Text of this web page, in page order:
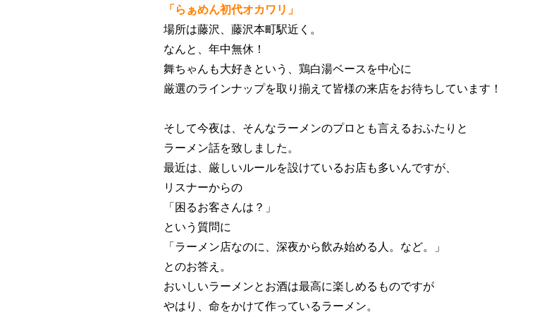
「らぁめん初代オカワリ」
場所は藤沢、藤沢本町駅近く。
なんと、年中無休！
舞ちゃんも大好きという、鶏白湯ベースを中心に
厳選のラインナップを取り揃えて皆様の来店をお待ちしています！
そして今夜は、そんなラーメンのプロとも言えるおふたりと
ラーメン話を致しました。
最近は、厳しいルールを設けているお店も多いんですが、
リスナーからの
「困るお客さんは？」
という質問に
「ラーメン店なのに、深夜から飲み始める人。など。」
とのお答え。
おいしいラーメンとお酒は最高に楽しめるものですが
やはり、命をかけて作っているラーメン。